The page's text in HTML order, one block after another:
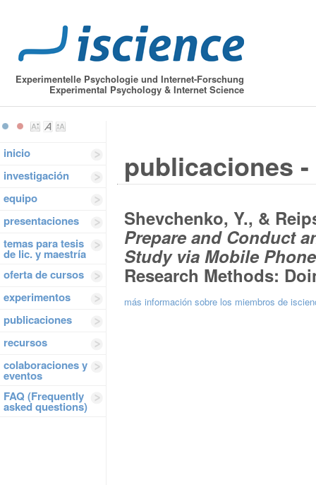
Experimentelle Psychologie und Internet-Forschung
Experimental Psychology & Internet Science
inicio
investigación
equipo
presentaciones
temas para tesis
de lic. y maestría
oferta de cursos
experimentos
publicaciones
recursos
colaboraciones y
eventos
FAQ (Frequently
asked questions)
publicaciones
Shevchenko, Y., &
Prepare and Conduct
Study via Mobile
Research Methods:
más información sobre los miembros de